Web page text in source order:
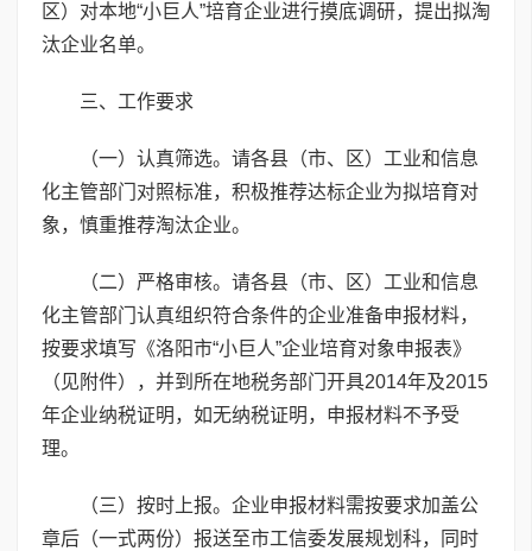
区）对本地“小巨人”培育企业进行摸底调研，提出拟淘
汰企业名单。
三、工作要求
（一）认真筛选。请各县（市、区）工业和信息
化主管部门对照标准，积极推荐达标企业为拟培育对
象，慎重推荐淘汰企业。
（二）严格审核。请各县（市、区）工业和信息
化主管部门认真组织符合条件的企业准备申报材料，
按要求填写《洛阳市“小巨人”企业培育对象申报表》
（见附件），并到所在地税务部门开具2014年及2015
年企业纳税证明，如无纳税证明，申报材料不予受
理。
（三）按时上报。企业申报材料需按要求加盖公
章后（一式两份）报送至市工信委发展规划科，同时